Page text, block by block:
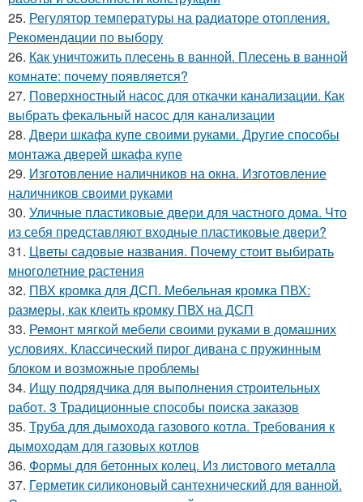
25. Регулятор температуры на радиаторе отопления.
Рекомендации по выбору
26. Как уничтожить плесень в ванной. Плесень в ванной
комнате: почему появляется?
27. Поверхностный насос для откачки канализации. Как
выбрать фекальный насос для канализации
28. Двери шкафа купе своими руками. Другие способы
монтажа дверей шкафа купе
29. Изготовление наличников на окна. Изготовление
наличников своими руками
30. Уличные пластиковые двери для частного дома. Что
из себя представляют входные пластиковые двери?
31. Цветы садовые названия. Почему стоит выбирать
многолетние растения
32. ПВХ кромка для ДСП. Мебельная кромка ПВХ:
размеры, как клеить кромку ПВХ на ДСП
33. Ремонт мягкой мебели своими руками в домашних
условиях. Классический пирог дивана с пружинным
блоком и возможные проблемы
34. Ищу подрядчика для выполнения строительных
работ. 3 Традиционные способы поиска заказов
35. Труба для дымохода газового котла. Требования к
дымоходам для газовых котлов
36. Формы для бетонных колец. Из листового металла
37. Герметик силиконовый сантехнический для ванной.